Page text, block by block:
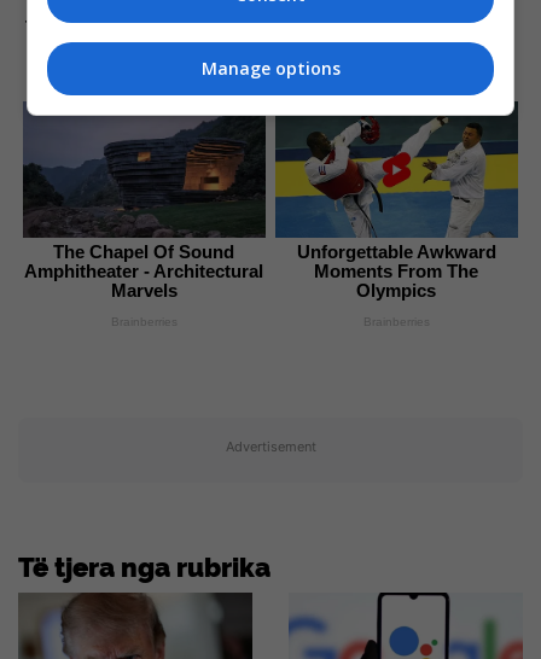
That These 8 Celebrities Are
Muslim
Live-Action Version Do You
Prefer?
The Chapel Of Sound
Amphitheater - Architectural
Marvels
Brainberries
Unforgettable Awkward
Moments From The
Olympics
Brainberries
Advertisement
Të tjera nga rubrika
Manage options